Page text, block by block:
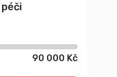
90 000 Kč